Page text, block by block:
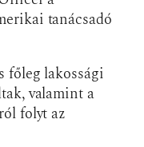
tanácsadó
főleg lakossági
valamint a
folyt az